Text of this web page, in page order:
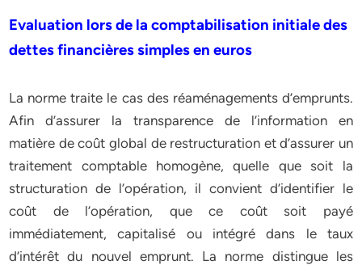
Evaluation lors de la comptabilisation initiale des
dettes financières simples en euros
La norme traite le cas des réaménagements d’emprunts.
Afin d’assurer la transparence de l’information en
matière de coût global de restructuration et d’assurer un
traitement comptable homogène, quelle que soit la
structuration de l’opération, il convient d’identifier le
coût de l’opération, que ce coût soit payé
immédiatement, capitalisé ou intégré dans le taux
d’intérêt du nouvel emprunt. La norme distingue les